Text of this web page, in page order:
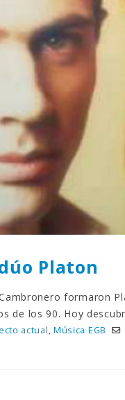
Platon
formaron
de los 90. Hoy
actual, Música EGB
a
ya
Gana
que
Rider – El coche
[finalizado]
18 noviembre, 2022
FlixOlé
los 80 y
tres
18 noviembre, 2022
Llega
mesa
Verdad,
consecuencia,
y atrevidas